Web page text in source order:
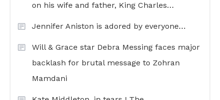
on his wife and father, King Charles…
Jennifer Aniston is adored by everyone…
Will & Grace star Debra Messing faces major
backlash for brutal message to Zohran
Mamdani